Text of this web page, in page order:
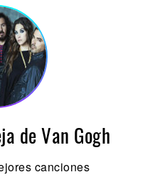
de Van Gogh
canciones